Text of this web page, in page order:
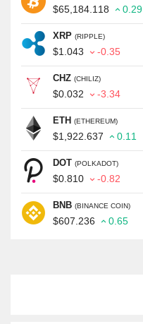
$65,184.118 0.29
XRP (RIPPLE)
$1.043 -0.35
CHZ (CHILIZ)
$0.032 -3.34
ETH (ETHEREUM)
$1,922.637 0.11
DOT (POLKADOT)
$0.810 -0.82
BNB (BINANCE COIN)
$607.236 0.65